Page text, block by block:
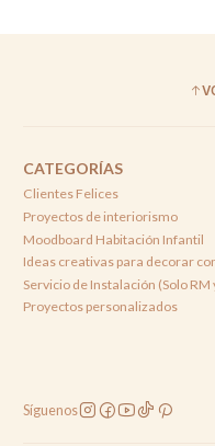
CATEGORÍAS
Clientes Felices
Proyectos de interiorismo
Moodboard Habitación Infantil
Ideas creativas para decorar
Servicio de Instalación (Solo RM
Proyectos personalizados
Síguenos